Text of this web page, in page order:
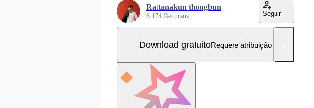
Rattanakun thongbun
6.174 Recursos Seguir
Download gratuitoRequere atribuição